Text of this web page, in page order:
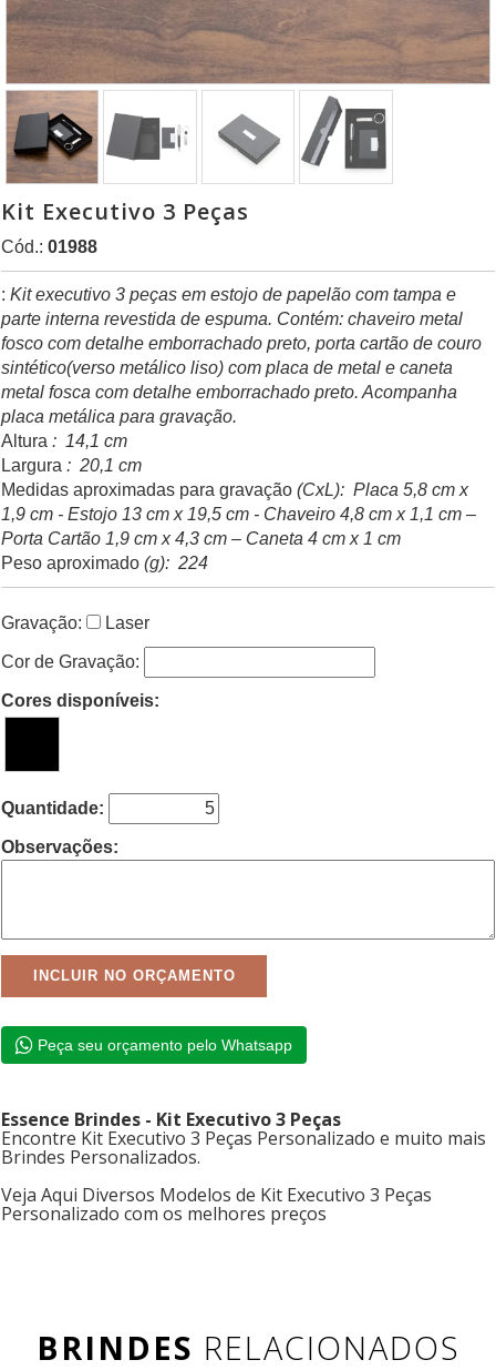
Kit Executivo 3 Peças
Cód.: 01988
: Kit executivo 3 peças em estojo de papelão com tampa e
parte interna revestida de espuma. Contém: chaveiro metal
fosco com detalhe emborrachado preto, porta cartão de couro
sintético(verso metálico liso) com placa de metal e caneta
metal fosca com detalhe emborrachado preto. Acompanha
placa metálica para gravação.
Altura : 14,1 cm
Largura : 20,1 cm
Medidas aproximadas para gravação (CxL): Placa 5,8 cm x
1,9 cm - Estojo 13 cm x 19,5 cm - Chaveiro 4,8 cm x 1,1 cm –
Porta Cartão 1,9 cm x 4,3 cm – Caneta 4 cm x 1 cm
Peso aproximado (g): 224
Gravação: Laser
Cor de Gravação:
Cores disponíveis:
Quantidade:
Observações:
Peça seu orçamento pelo Whatsapp
Essence Brindes - Kit Executivo 3 Peças
Encontre Kit Executivo 3 Peças Personalizado e muito mais
Brindes Personalizados.
Veja Aqui Diversos Modelos de Kit Executivo 3 Peças
Personalizado com os melhores preços
BRINDES RELACIONADOS